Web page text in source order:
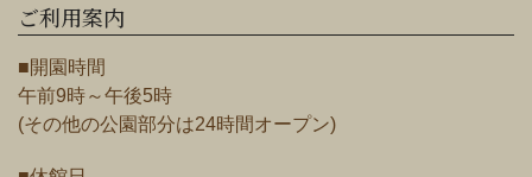
ご利用案内
■開園時間
午前9時～午後5時
(その他の公園部分は24時間オープン)